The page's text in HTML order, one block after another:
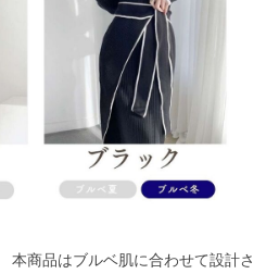
本商品はブルベ肌に合わせて設計さ